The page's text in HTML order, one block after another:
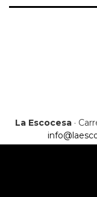
La Escocesa ·